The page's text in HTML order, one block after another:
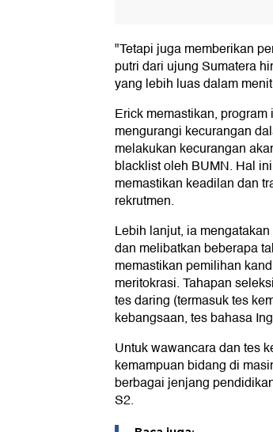
"Tetapi juga memberikan
putri dari ujung Sumatera
yang lebih luas dalam
Erick memastikan,
mengurangi kecurangan
melakukan kecurangan
blacklist oleh BUMN. Hal
memastikan keadilan dan
rekrutmen.
Lebih lanjut, ia
dan melibatkan beberapa
memastikan pemilihan
meritokrasi. Tahapan
tes daring (termasuk tes
kebangsaan, tes bahasa
Untuk wawancara dan tes
kemampuan bidang di
berbagai jenjang
S2.